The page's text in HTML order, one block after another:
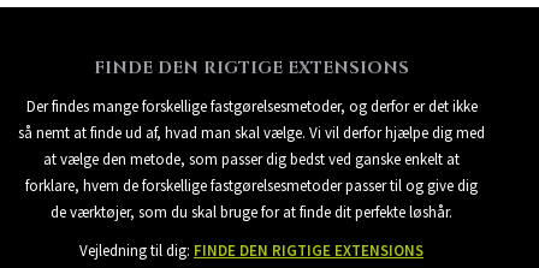
FINDE DEN RIGTIGE EXTENSIONS
Der findes mange forskellige fastgørelsesmetoder, og derfor er det ikke
så nemt at finde ud af, hvad man skal vælge. Vi vil derfor hjælpe dig med
at vælge den metode, som passer dig bedst ved ganske enkelt at
forklare, hvem de forskellige fastgørelsesmetoder passer til og give dig
de værktøjer, som du skal bruge for at finde dit perfekte løshår.
Vejledning til dig: FINDE DEN RIGTIGE EXTENSIONS